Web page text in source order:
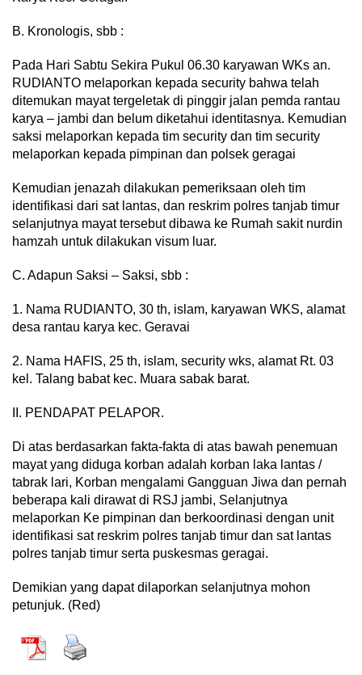
B. Kronologis, sbb :
Pada Hari Sabtu Sekira Pukul 06.30 karyawan WKs an.
RUDIANTO melaporkan kepada security bahwa telah
ditemukan mayat tergeletak di pinggir jalan pemda rantau
karya – jambi dan belum diketahui identitasnya. Kemudian
saksi melaporkan kepada tim security dan tim security
melaporkan kepada pimpinan dan polsek geragai
Kemudian jenazah dilakukan pemeriksaan oleh tim
identifikasi dari sat lantas, dan reskrim polres tanjab timur
selanjutnya mayat tersebut dibawa ke Rumah sakit nurdin
hamzah untuk dilakukan visum luar.
C. Adapun Saksi – Saksi, sbb :
1. Nama RUDIANTO, 30 th, islam, karyawan WKS, alamat
desa rantau karya kec. Geravai
2. Nama HAFIS, 25 th, islam, security wks, alamat Rt. 03
kel. Talang babat kec. Muara sabak barat.
II. PENDAPAT PELAPOR.
Di atas berdasarkan fakta-fakta di atas bawah penemuan
mayat yang diduga korban adalah korban laka lantas /
tabrak lari, Korban mengalami Gangguan Jiwa dan pernah
beberapa kali dirawat di RSJ jambi, Selanjutnya
melaporkan Ke pimpinan dan berkoordinasi dengan unit
identifikasi sat reskrim polres tanjab timur dan sat lantas
polres tanjab timur serta puskesmas geragai.
Demikian yang dapat dilaporkan selanjutnya mohon
petunjuk. (Red)